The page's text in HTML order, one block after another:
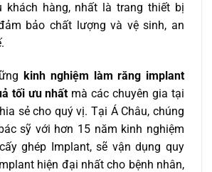
khách hàng, nhất là trang thiết bị
bảo chất lượng và vệ sinh, an
kinh nghiệm làm răng implant
tối ưu nhất mà các chuyên gia tại
sẻ cho quý vị. Tại Á Châu, chúng
sỹ với hơn 15 năm kinh nghiệm
ghép Implant, sẽ vận dụng quy
hiện đại nhất cho bệnh nhân,